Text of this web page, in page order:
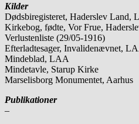
Kilder
Dødsbiregisteret, Haderslev Land,
Kirkebog, fødte, Vor Frue,
Verlustenliste (29/05-1916)
Efterladtesager, Invalidenævnet,
Mindeblad, LAA
Mindetavle, Starup Kirke
Marselisborg Monumentet, Aarhus
Publikationer
–